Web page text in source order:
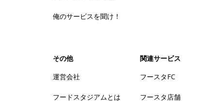
俺のサービスを聞け！
その他
運営会社
フードスタジアムとは
関連サービス
フースタFC
フースタ店舗